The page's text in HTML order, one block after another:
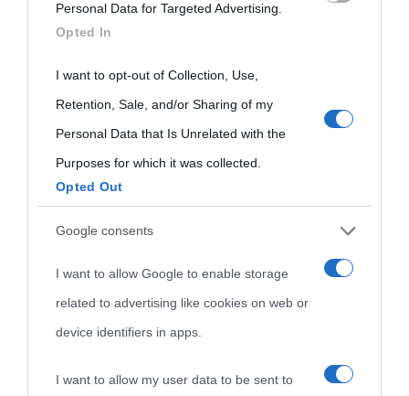
services and may gather and store information including but
not limited to your visit or usage behaviour. You may click to
grant or deny consent to Google and its third-party tags to
use your data for below specified purposes in below Google
consent section.
Personal Data for Targeted Advertising.
Opted In
I want to opt-out of Collection, Use,
Retention, Sale, and/or Sharing of my
Personal Data that Is Unrelated with the
Purposes for which it was collected.
Opted Out
Google consents
I want to allow Google to enable storage
related to advertising like cookies on web or
device identifiers in apps.
I want to allow my user data to be sent to
Segui su Instagram